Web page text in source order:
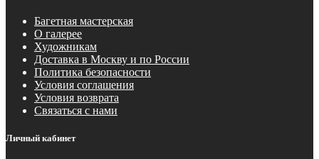
Багетная мастерская
О галерее
Художникам
Доставка в Москву и по России
Политика безопасности
Условия соглашения
Условия возврата
Связаться с нами
Личный кабинет